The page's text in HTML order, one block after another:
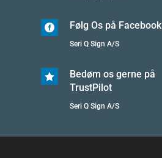
 Følg Os på Facebook
Seri Q Sign A/S

Bedøm os gerne på
TrustPilot
Seri Q Sign A/S